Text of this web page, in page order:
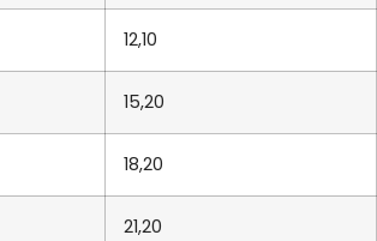
12,10
15,20
18,20
21,20